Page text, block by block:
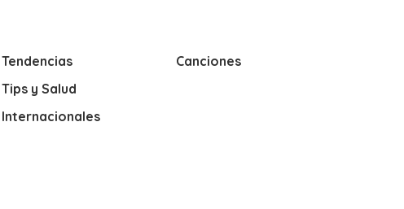
Tendencias
Tips y Salud
Internacionales
Canciones